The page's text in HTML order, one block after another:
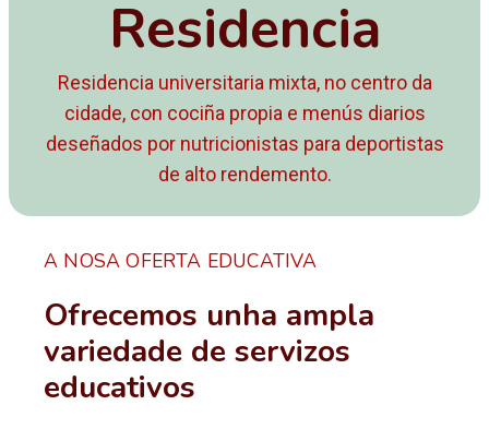
Residencia
Residencia universitaria mixta, no centro da
cidade, con cociña propia e menús diarios
deseñados por nutricionistas para deportistas
de alto rendemento.
A NOSA OFERTA EDUCATIVA
Ofrecemos unha ampla
variedade de servizos
educativos